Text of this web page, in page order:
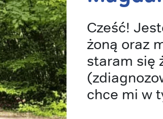
Cześć!
żoną oraz
staram się
chce mi w